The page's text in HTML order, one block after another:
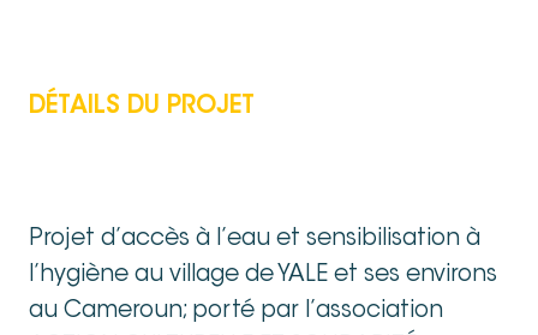
DÉTAILS DU PROJET
Projet d’accès à l’eau et sensibilisation à
l’hygiène au village de YALE et ses environs
au Cameroun; porté par l’association